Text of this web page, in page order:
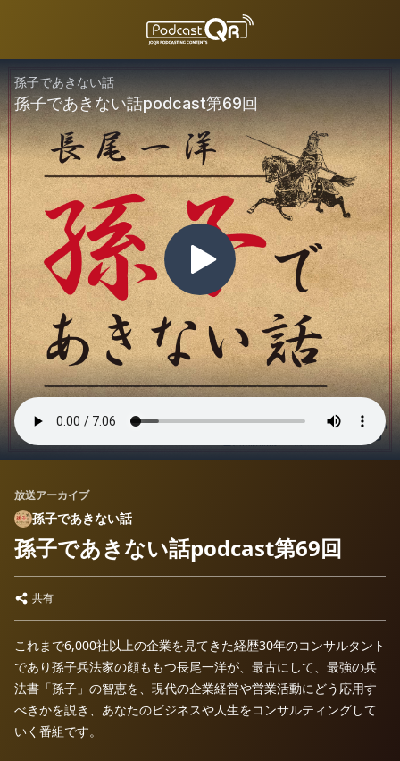
放送アーカイブ
孫子であきない話
孫子であきない話podcast第69回
共有
これまで6,000社以上の企業を見てきた経歴30年のコンサルタント
であり孫子兵法家の顔ももつ長尾一洋が、最古にして、最強の兵
法書「孫子」の智恵を、現代の企業経営や営業活動にどう応用す
べきかを説き、あなたのビジネスや人生をコンサルティングして
いく番組です。